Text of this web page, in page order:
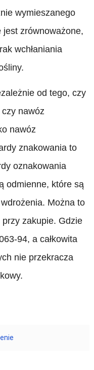
wymieszanego
jest zrównoważone,
wchłaniania
od tego, czy
czy nawóz
nawóz
znakowania to
oznakowania
odmienne, które są
Można to
zakupie. Gdzie
94, a całkowita
nie przekracza